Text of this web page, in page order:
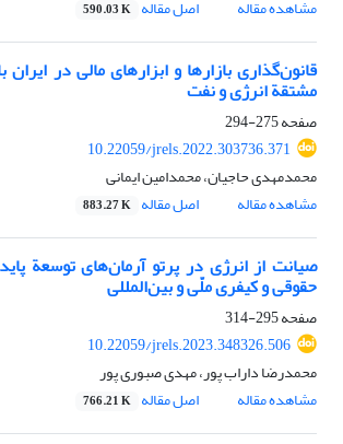
مشاهده مقاله
اصل مقاله 590.03 K
قانون‌گذاری بازارها و ابزارهای مالی در ایران
مشتقة انرژی و نفت
صفحه275-294
10.22059/jrels.2022.303736.371
محمدمهدی حاجیان، محمدامین ایمانی
مشاهده مقاله
اصل مقاله 883.27 K
صیانت از انرژی در پرتو آرمان‌های توسعة
حقوقی و ‏کیفری ملّی و بین‌المللی
صفحه295-314
10.22059/jrels.2023.348326.506
محمدرضا داراب پور، مهدی صبوری پور
مشاهده مقاله
اصل مقاله 766.21 K